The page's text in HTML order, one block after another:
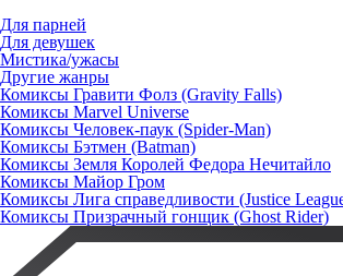
Для парней
Для девушек
Мистика/ужасы
Другие жанры
Комиксы Гравити Фолз (Gravity Falls)
Комиксы Marvel Universe
Комиксы Человек-паук (Spider-Man)
Комиксы Бэтмен (Batman)
Комиксы Земля Королей Федора Нечитайло
Комиксы Майор Гром
Комиксы Лига справедливости (Justice
Комиксы Призрачный гонщик (Ghost Rider)